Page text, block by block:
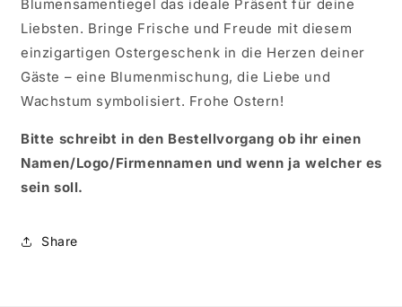
Blumensamentiegel das ideale Präsent für deine
Liebsten. Bringe Frische und Freude mit diesem
einzigartigen Ostergeschenk in die Herzen deiner
Gäste – eine Blumenmischung, die Liebe und
Wachstum symbolisiert. Frohe Ostern!
Bitte schreibt in den Bestellvorgang ob ihr einen
Namen/Logo/Firmennamen und wenn ja welcher es
sein soll.
Share